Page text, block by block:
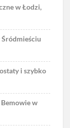
w Łodzi,
i szybko
w